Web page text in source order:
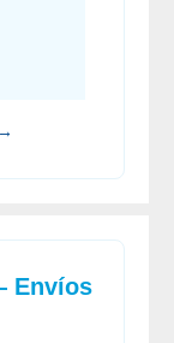
Envíos